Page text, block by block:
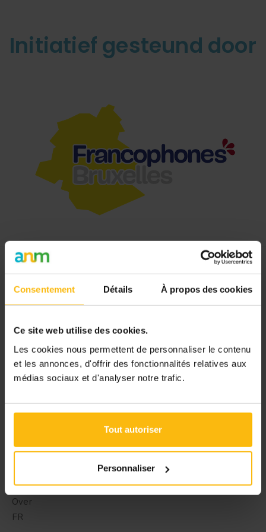
Consentement Détails À propos des cookies
Ce site web utilise des cookies.
Les cookies nous permettent de personnaliser le contenu
et les annonces, d'offrir des fonctionnalités relatives aux
médias sociaux et d'analyser notre trafic.
Tout autoriser
Personnaliser
Initiatief gesteund door
Navigatie
Jobs
Podcast
Over
FR